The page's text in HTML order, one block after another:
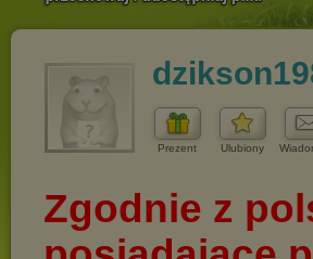
Prezent Ulubiony